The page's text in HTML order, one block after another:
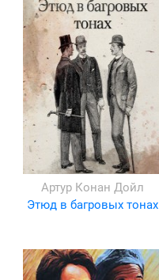
Артур Конан Дойл
Этюд в багровых тонах